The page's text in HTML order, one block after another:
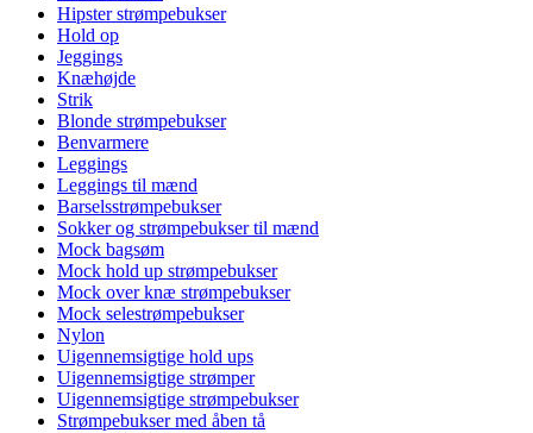
Hipster strømpebukser
Hold op
Jeggings
Knæhøjde
Strik
Blonde strømpebukser
Benvarmere
Leggings
Leggings til mænd
Barselsstrømpebukser
Sokker og strømpebukser til mænd
Mock bagsøm
Mock hold up strømpebukser
Mock over knæ strømpebukser
Mock selestrømpebukser
Nylon
Uigennemsigtige hold ups
Uigennemsigtige strømper
Uigennemsigtige strømpebukser
Strømpebukser med åben tå